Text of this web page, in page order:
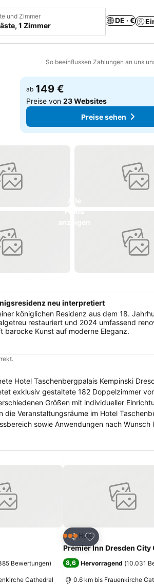
und Zimmer
1 Zimmer
DE · €
So beeinflussen Zahlungen an uns
Zu Favoriten hinzufügen
ab 149 €
Preise von23 Websites
Preise sehen
neu interpretiert
königlichen Residenz aus dem 18.
restauriert und 2024 umfassend
barocke Kunst auf moderne Eleganz.
Hotel Taschenbergpalais Kempinski
Größen mit individueller
sowie Anwendungen nach Wunsch
Frauenkirche in sieben Minuten
hinzufügen
Bewertungen)
Cathedral
Teilen
Zu Favoriten
3 SterneHotel
Premier Inn Dresden City
8,6 Hervorragend (10.031
0.6 km bis Frauenkirche